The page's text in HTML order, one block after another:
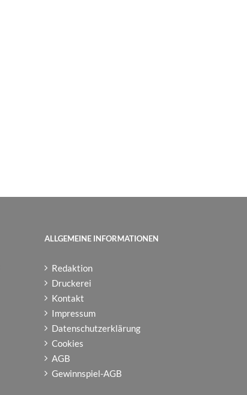
ALLGEMEINE INFORMATIONEN
Redaktion
Druckerei
Kontakt
Impressum
Datenschutzerklärung
Cookies
AGB
Gewinnspiel-AGB